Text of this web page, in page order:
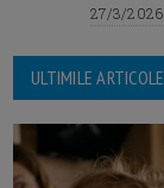
27/3/2026
ULTIMILE ARTICOLE